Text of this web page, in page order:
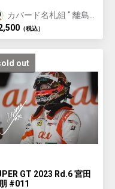
カバード名札組 " 離島
に名を刻む "
（税込）
out
GT 2023 Rd.6 宮田
#011